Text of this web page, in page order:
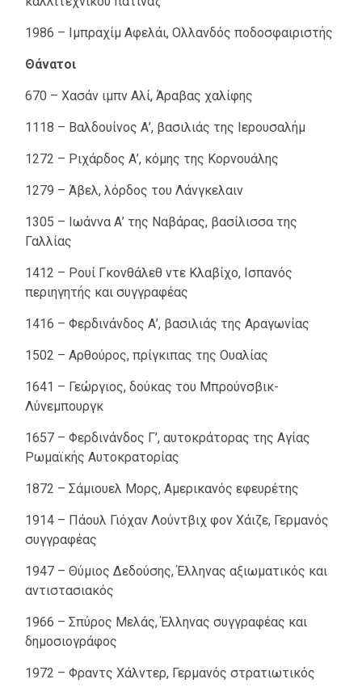
1986 – Ιμπραχίμ Αφελάι, Ολλανδός ποδοσφαιριστής
Θάνατοι
670 – Χασάν ιμπν Αλί, Άραβας χαλίφης
1118 – Βαλδουίνος Α’, βασιλιάς της Ιερουσαλήμ
1272 – Ριχάρδος Α’, κόμης της Κορνουάλης
1279 – Άβελ, λόρδος του Λάνγκελαιν
1305 – Ιωάννα Α’ της Ναβάρας, βασίλισσα της
Γαλλίας
1412 – Ρουί Γκονθάλεθ ντε Κλαβίχο, Ισπανός
περιηγητής και συγγραφέας
1416 – Φερδινάνδος Α’, βασιλιάς της Αραγωνίας
1502 – Αρθούρος, πρίγκιπας της Ουαλίας
1641 – Γεώργιος, δούκας του Μπρούνσβικ-
Λύνεμπουργκ
1657 – Φερδινάνδος Γ’, αυτοκράτορας της Αγίας
Ρωμαϊκής Αυτοκρατορίας
1872 – Σάμιουελ Μορς, Αμερικανός εφευρέτης
1914 – Πάουλ Γιόχαν Λούντβιχ φον Χάιζε, Γερμανός
συγγραφέας
1947 – Θύμιος Δεδούσης, Έλληνας αξιωματικός και
αντιστασιακός
1966 – Σπύρος Μελάς, Έλληνας συγγραφέας και
δημοσιογράφος
1972 – Φραντς Χάλντερ, Γερμανός στρατιωτικός